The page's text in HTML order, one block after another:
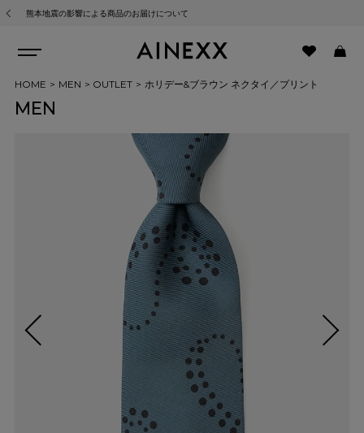
熊本地震の影響による商品のお届けについて
HOME MEN OUTLET ホリデー&ブラウン ネクタイ／プリント
MEN